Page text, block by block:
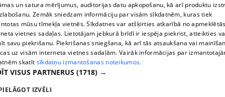
TV program
Contract rules
360 Ziņu kontakti
Helio Media
Vortal assistance service: e-mail -
un satura mērījumus, auditorijas datu apkopošanu, kā arī produktu
Zemāk sniedzam informāciju par visām sīkdatnēm, kuras tiek
mūsu tīmekļa vietnēs. Sīkdatnes var atšķirties atkarībā no
vietnes sadaļas. Lietotājam jebkurā brīdī ir iespēja piekrist, atteikties
savu piekrišanu. Piekrišanas sniegšana, kā arī tās atsaukšana vai
uz visām interneta vietnes sadaļām. Vairāk informācijas par
skatīt sīkdatņu izmantošanas noteikumos.
VISUS PARTNERUS (1718) →
IZVĒLI